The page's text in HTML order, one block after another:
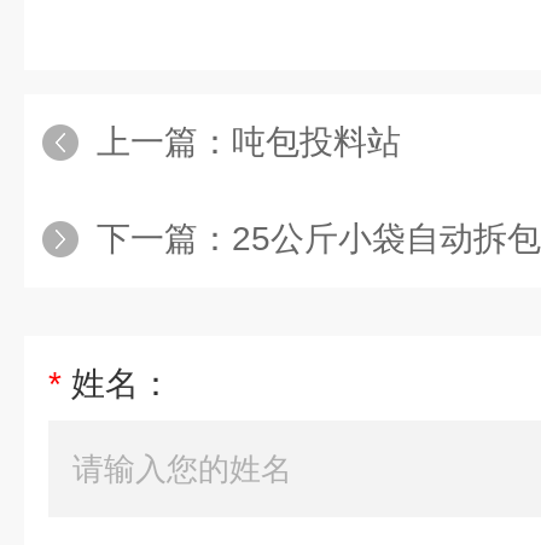
上一篇： 吨包投料站
下一篇： 25公斤小袋自动拆
* 姓名：